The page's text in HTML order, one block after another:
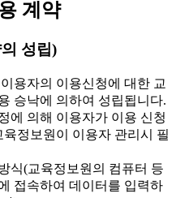
계약
성립)
용자의 이용신청에 대한 교
승낙에 의하여 성립됩니다.
에 의해 이용자가 이용 신청
육정보원이 이용자 관리시 필
식(교육정보원의 컴퓨터 등
접속하여 데이터를 입력하